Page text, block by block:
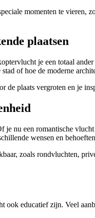
momenten te vieren,
plaatsen
je een totaal
of hoe de moderne
de plaats vergroten en je
nu een romantische
wensen en
zoals rondvluchten,
ook educatief zijn. Veel